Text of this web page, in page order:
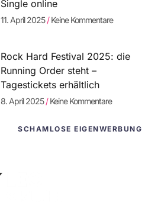
Single online
11. April 2025 Keine Kommentare
Rock Hard Festival 2025: die
Running Order steht –
Tagestickets erhältlich
8. April 2025 Keine Kommentare
SCHAMLOSE EIGENWERBUNG